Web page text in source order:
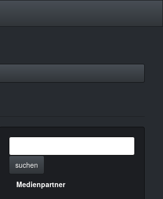
suchen
Menülinks
Medienpartner